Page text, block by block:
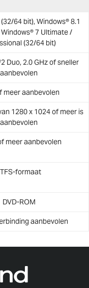
64 bit), Windows® 8.1
7 Ultimate /
(32/64 bit)
Duo, 2.0 GHz of sneller
aanbevolen
meer aanbevolen
1280 x 1024 of meer is
aanbevolen
meer aanbevolen
formaat
DVD-ROM
aanbevolen